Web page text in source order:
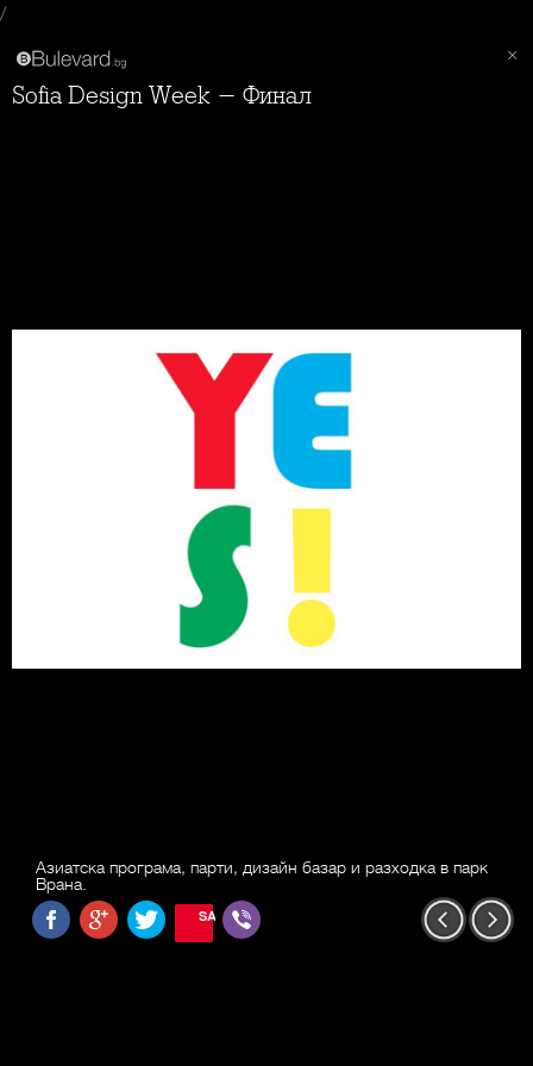
/
Sofia Design Week - Финал
Aзиатска програма, парти, дизайн базар и разходка в парк
Врана.
SAVE